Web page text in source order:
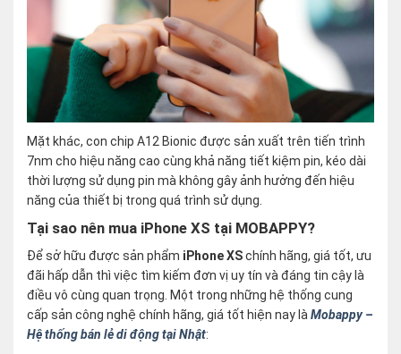
Mặt khác, con chip A12 Bionic được sản xuất trên tiến trình
7nm cho hiệu năng cao cùng khả năng tiết kiệm pin, kéo dài
thời lượng sử dụng pin mà không gây ảnh hưởng đến hiệu
năng của thiết bị trong quá trình sử dụng.
Tại sao nên mua iPhone XS tại MOBAPPY?
Để sở hữu được sản phẩm iPhone XSchính hãng, giá tốt, ưu
đãi hấp dẫn thì việc tìm kiếm đơn vị uy tín và đáng tin cậy là
điều vô cùng quan trọng. Một trong những hệ thống cung
cấp sản công nghệ chính hãng, giá tốt hiện nay là Mobappy –
Hệ thống bán lẻ di động tại Nhật: